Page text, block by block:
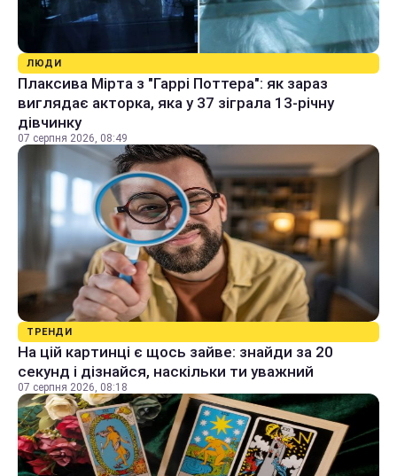
ЛЮДИ
Плаксива Мірта з "Гаррі Поттера": як зараз
виглядає акторка, яка у 37 зіграла 13-річну
дівчинку
07 серпня 2026, 08:49
ТРЕНДИ
На цій картинці є щось зайве: знайди за 20
секунд і дізнайся, наскільки ти уважний
07 серпня 2026, 08:18